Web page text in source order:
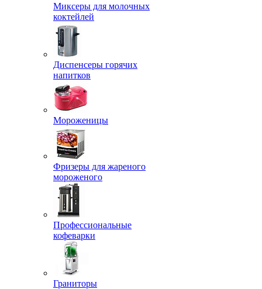
Миксеры для молочных
коктейлей
Диспенсеры горячих
напитков
Мороженицы
Фризеры для жареного
мороженого
Профессиональные
кофеварки
Граниторы